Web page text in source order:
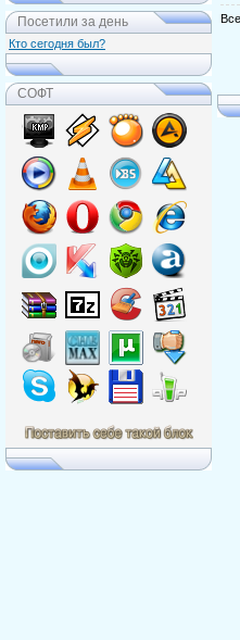
Посетили за день
Кто сегодня был?
СОФТ